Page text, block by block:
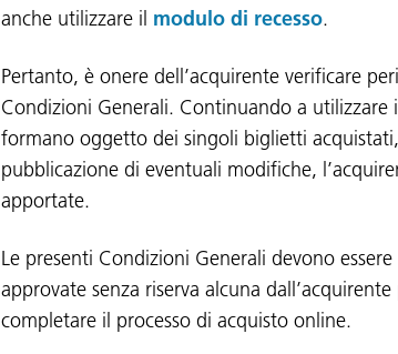
anche utilizzare il modulo di recesso.
Pertanto, è onere dell’acquirente verificare
Condizioni Generali. Continuando a utilizzare
formano oggetto dei singoli biglietti
pubblicazione di eventuali modifiche,
apportate.
Le presenti Condizioni Generali devono
approvate senza riserva alcuna
completare il processo di acquisto online.